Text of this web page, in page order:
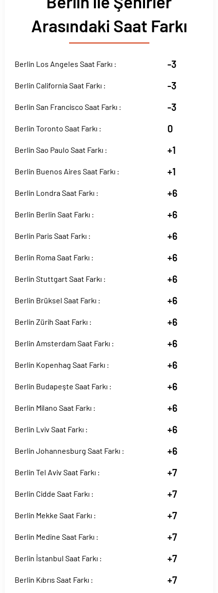
Arasındaki Saat Farkı
Berlin Los Angeles Saat Farkı : -3
Berlin California Saat Farkı : -3
Berlin San Francisco Saat Farkı : -3
Berlin Toronto Saat Farkı : 0
Berlin Sao Paulo Saat Farkı : +1
Berlin Buenos Aires Saat Farkı : +1
Berlin Londra Saat Farkı : +6
Berlin Berlin Saat Farkı : +6
Berlin Paris Saat Farkı : +6
Berlin Roma Saat Farkı : +6
Berlin Stuttgart Saat Farkı : +6
Berlin Brüksel Saat Farkı : +6
Berlin Zürih Saat Farkı : +6
Berlin Amsterdam Saat Farkı : +6
Berlin Kopenhag Saat Farkı : +6
Berlin Budapeşte Saat Farkı : +6
Berlin Milano Saat Farkı : +6
Berlin Lviv Saat Farkı : +6
Berlin Johannesburg Saat Farkı : +6
Berlin Tel Aviv Saat Farkı : +7
Berlin Cidde Saat Farkı : +7
Berlin Mekke Saat Farkı : +7
Berlin Medine Saat Farkı : +7
Berlin İstanbul Saat Farkı : +7
Berlin Kıbrıs Saat Farkı : +7